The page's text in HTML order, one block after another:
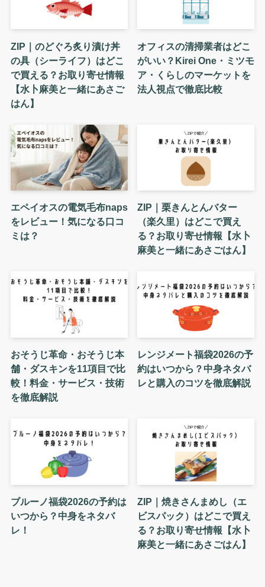
ZIP｜のどぐろ炙り漬け丼
の具（シーライフ）はどこ
で買える？お取り寄せ情報
【水卜麻美と一緒にあさご
はん】
オフィスの清掃業者はどこ
がいい？Kirei One・ミツモ
ア・くらしのマーケットを
法人視点で徹底比較
エペイオスの電気毛布naps
をレビュー！気になる口コ
ミは？
ZIP｜栗きんとんバター
（楽久里）はどこで買え
る？お取り寄せ情報【水卜
麻美と一緒にあさごはん】
おそうじ革命・おそうじ本
舗・ダスキンを11項目で比
較！料金・サービス・技術
を徹底解説
レンジメート福袋2026の予
約はいつから？中身ネタバ
レと購入のコツを徹底解説
ブルーノ福袋2026の予約は
いつから？中身をネタバ
レ！
ZIP｜焼きさんまめし（エ
ビスパック）はどこで買え
る？お取り寄せ情報【水卜
麻美と一緒にあさごはん】